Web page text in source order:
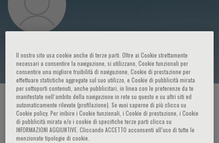
B. Wasserman
HOME PAGE / CORSI ED EVENTI / RELATORE
Il nostro sito usa cookie anche di terze parti. Oltre ai Cookie strettamente
necessari a consentire la navigazione, si utilizzano, Cookie funzionali per
consentire una migliore fruibilità di navigazione, Cookie di prestazione per
effettuare statistiche aggregate sul suo utilizzo, e Cookie di pubblicità mirata
per sottoporti contenuti, anche pubblicitari, in linea con le preferenze da te
manifestate nell‘ambito della navigazione in rete su questo e su altri siti ed
automaticamente rilevate (profilazione). Se vuoi saperne di più clicca su
Cookie policy. Per inibire i Cookie funzionali, i Cookie di prestazione, i Cookie
di pubblicità mirata e/o i cookie di specifiche terze parti clicca su
INFORMAZIONI AGGIUNTIVE. Cliccando ACCETTO acconsenti all’uso di tutte le
menzionate tipologie di cookie.